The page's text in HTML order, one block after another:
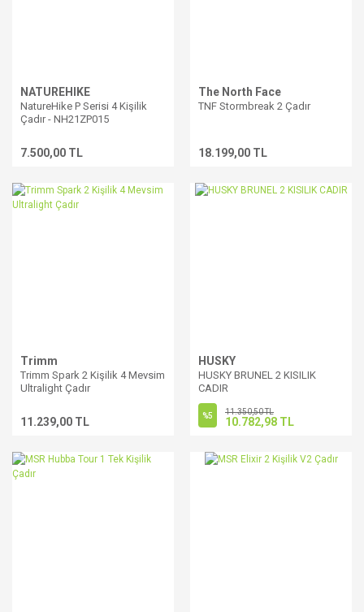
NATUREHIKE
NatureHike P Serisi 4 Kişilik
Çadır - NH21ZP015
7.500,00 TL
The North Face
TNF Stormbreak 2 Çadır
18.199,00 TL
Trimm
Trimm Spark 2 Kişilik 4 Mevsim
Ultralight Çadır
11.239,00 TL
HUSKY
HUSKY BRUNEL 2 KISILIK
CADIR
%5 11.350,50 TL
10.782,98 TL